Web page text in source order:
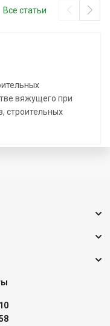
Все статьи
вяжущего при
строительных